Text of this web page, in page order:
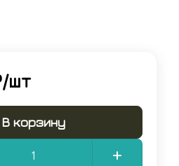
шт
В корзину